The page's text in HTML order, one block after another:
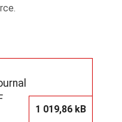
1 019,86 kB